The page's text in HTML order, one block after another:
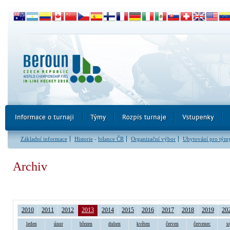
Základní informace Historie - bilance ČR Organizační výbor Ubytování pro
Archiv
2010 2011 2012 2013 2014 2015 2016 2017 2018 2019
leden únor březen duben květen červen červenec